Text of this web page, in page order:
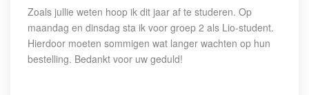
Zoals jullie weten hoop ik dit jaar af te studeren. Op
maandag en dinsdag sta ik voor groep 2 als Lio-student.
Hierdoor moeten sommigen wat langer wachten op hun
bestelling. Bedankt voor uw geduld!